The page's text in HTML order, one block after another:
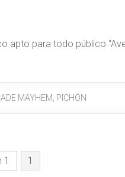
para todo público
MAYHEM PICHÓN
1 1